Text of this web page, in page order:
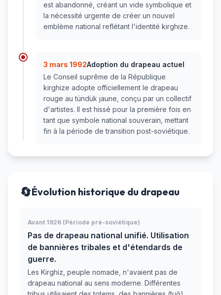
est abandonné, créant un vide symbolique et
la nécessité urgente de créer un nouvel
emblème national reflétant l'identité kirghize.
3 mars 1992Adoption du drapeau actuel
Le Conseil suprême de la République
kirghize adopte officiellement le drapeau
rouge au tündük jaune, conçu par un collectif
d'artistes. Il est hissé pour la première fois en
tant que symbole national souverain, mettant
fin à la période de transition post-soviétique.
🔄Évolution historique du drapeau
Avant 1926 (Période pré-soviétique)
Pas de drapeau national unifié. Utilisation
de bannières tribales et d'étendards de
guerre.
Les Kirghiz, peuple nomade, n'avaient pas de
drapeau national au sens moderne. Différentes